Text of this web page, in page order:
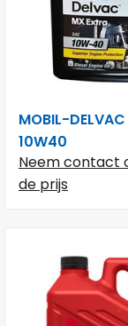
MOBIL-
10W40
Neem contact
de prijs